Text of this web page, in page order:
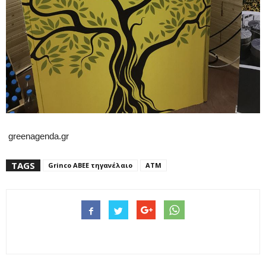
greenagenda.gr
TAGS Grinco ΑΒΕΕ τηγανέλαιο ΑΤΜ